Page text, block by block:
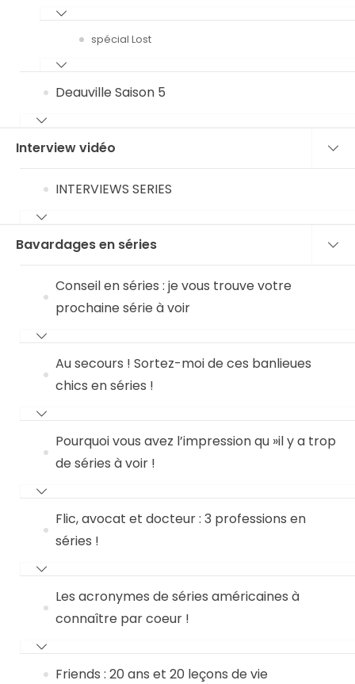
spécial Lost
Deauville Saison 5
Interview vidéo
INTERVIEWS SERIES
Bavardages en séries
Conseil en séries : je vous trouve votre
prochaine série à voir
Au secours ! Sortez-moi de ces banlieues
chics en séries !
Pourquoi vous avez l’impression qu »il y a trop
de séries à voir !
Flic, avocat et docteur : 3 professions en
séries !
Les acronymes de séries américaines à
connaître par coeur !
Friends : 20 ans et 20 leçons de vie